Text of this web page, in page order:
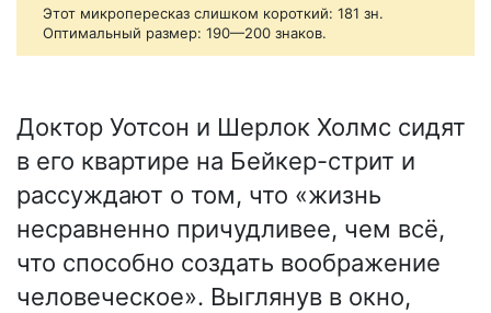
Этот микропересказ слишком короткий: 181 зн.
Оптимальный размер: 190—200 знаков.
Доктор Уотсон и Шерлок Холмс сидят
в его квартире на Бейкер-стрит и
рассуждают о том, что «жизнь
несравненно причудливее, чем всё,
что способно создать воображение
человеческое». Выглянув в окно,